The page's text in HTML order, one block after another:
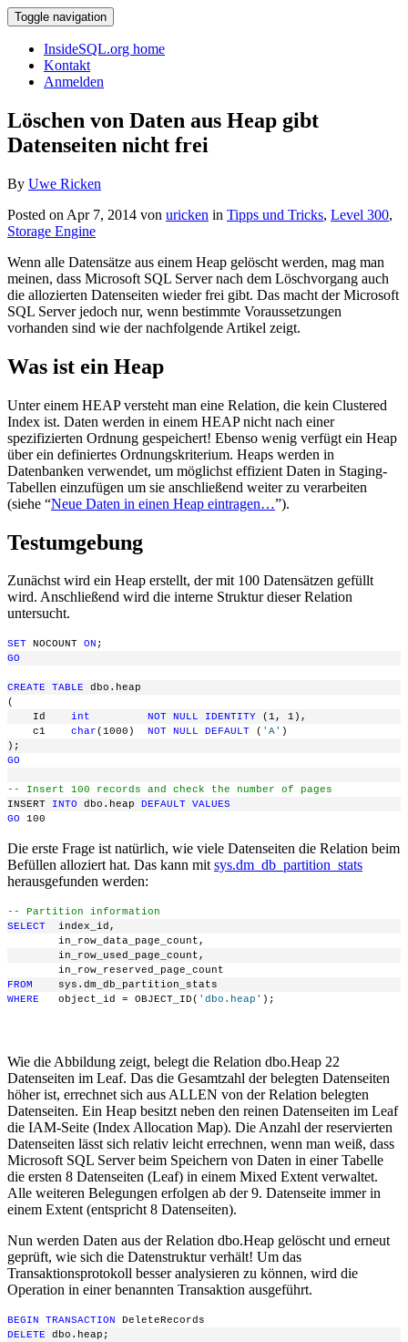
Toggle navigation
InsideSQL.org home
Kontakt
Anmelden
Löschen von Daten aus Heap gibt
Datenseiten nicht frei
By Uwe Ricken
Posted on Apr 7, 2014 von uricken in Tipps und Tricks, Level 300,
Storage Engine
Wenn alle Datensätze aus einem Heap gelöscht werden, mag man
meinen, dass Microsoft SQL Server nach dem Löschvorgang auch
die allozierten Datenseiten wieder frei gibt. Das macht der Microsoft
SQL Server jedoch nur, wenn bestimmte Voraussetzungen
vorhanden sind wie der nachfolgende Artikel zeigt.
Was ist ein Heap
Unter einem HEAP versteht man eine Relation, die kein Clustered
Index ist. Daten werden in einem HEAP nicht nach einer
spezifizierten Ordnung gespeichert! Ebenso wenig verfügt ein Heap
über ein definiertes Ordnungskriterium. Heaps werden in
Datenbanken verwendet, um möglichst effizient Daten in Staging-
Tabellen einzufügen um sie anschließend weiter zu verarbeiten
(siehe “Neue Daten in einen Heap eintragen…”).
Testumgebung
Zunächst wird ein Heap erstellt, der mit 100 Datensätzen gefüllt
wird. Anschließend wird die interne Struktur dieser Relation
untersucht.
SET NOCOUNT ON ;
GO
CREATE TABLE dbo.heap
(
    Id
int NOT NULL IDENTITY (1, 1),
    c1
char(1000) NOT NULL DEFAULT ( 'A' )
);
GO
-- Insert 100 records and check the number of pages
INSERT INTO dbo.heap DEFAULT VALUES
GO 100
Die erste Frage ist natürlich, wie viele Datenseiten die Relation beim
Befüllen alloziert hat. Das kann mitsys.dm_db_partition_stats
herausgefunden werden:
-- Partition information
SELECT
  index_id,
        in_row_data_page_count,
        in_row_used_page_count,
        in_row_reserved_page_count
FROM
    sys.dm_db_partition_stats
WHERE
   object_id = OBJECT_ID(
'dbo.heap' );
Wie die Abbildung zeigt, belegt die Relation dbo.Heap 22
Datenseiten im Leaf. Das die Gesamtzahl der belegten Datenseiten
höher ist, errechnet sich aus ALLEN von der Relation belegten
Datenseiten. Ein Heap besitzt neben den reinen Datenseiten im Leaf
die IAM-Seite (Index Allocation Map). Die Anzahl der reservierten
Datenseiten lässt sich relativ leicht errechnen, wenn man weiß, dass
Microsoft SQL Server beim Speichern von Daten in einer Tabelle
die ersten 8 Datenseiten (Leaf) in einem Mixed Extent verwaltet.
Alle weiteren Belegungen erfolgen ab der 9. Datenseite immer in
einem Extent (entspricht 8 Datenseiten).
Nun werden Daten aus der Relation dbo.Heap gelöscht und erneut
geprüft, wie sich die Datenstruktur verhält! Um das
Transaktionsprotokoll besser analysieren zu können, wird die
Operation in einer benannten Transaktion ausgeführt.
BEGIN TRANSACTION DeleteRecords
DELETE dbo.heap;